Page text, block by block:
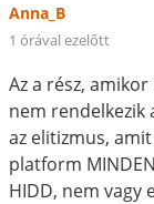
Anna_B
1 órával ezelőtt
Az a rész,
nem rendelkezik
az elitizmus,
platform
HIDD, nem vagy